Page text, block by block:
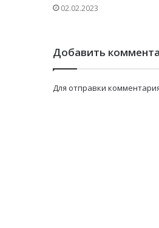
02.02.2023
Добавить
Для отправки